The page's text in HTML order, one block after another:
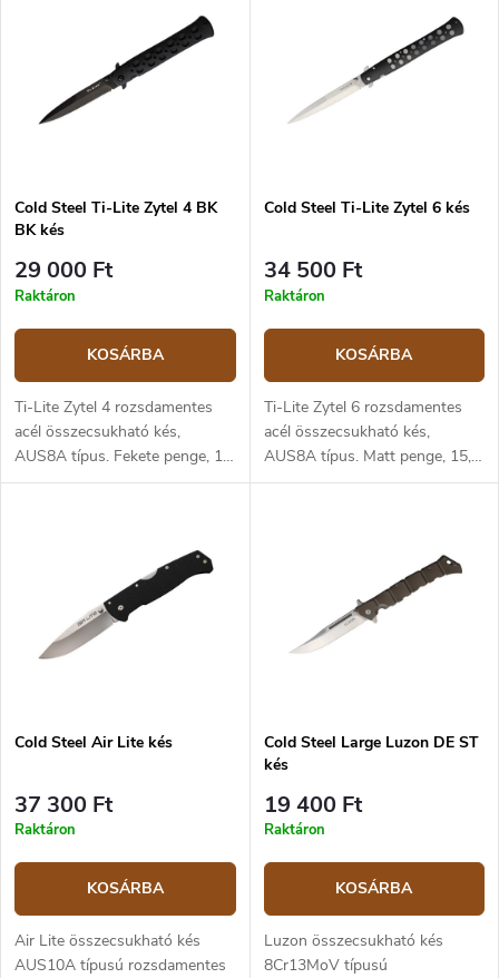
Cold Steel Ti-Lite Zytel 4 BK
BK kés
29 000 Ft
Raktáron
KOSÁRBA
Ti-Lite Zytel 4 rozsdamentes
acél összecsukható kés,
AUS8A típus. Fekete penge, 10
cm hosszú. Zy-Ex markolat.
Cold Steel Ti-Lite Zytel 6 kés
34 500 Ft
Raktáron
KOSÁRBA
Ti-Lite Zytel 6 rozsdamentes
acél összecsukható kés,
AUS8A típus. Matt penge, 15,2
cm hosszú. Zy-Ex markolat.
Cold Steel Air Lite kés
37 300 Ft
Raktáron
KOSÁRBA
Air Lite összecsukható kés
AUS10A típusú rozsdamentes
Cold Steel Large Luzon DE ST
kés
19 400 Ft
Raktáron
KOSÁRBA
Luzon összecsukható kés
8Cr13MoV típusú